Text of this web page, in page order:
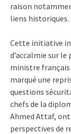
raison
liens historiques.
Cette initiative
d’accalmie sur
ministre français
marqué une
questions
chefs de la
Ahmed Attaf, ont
perspectives de